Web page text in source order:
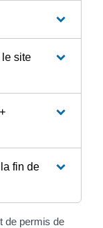
site
fin de
de permis de